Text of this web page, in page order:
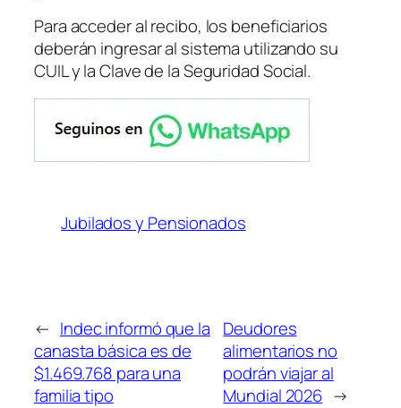
Para acceder al recibo, los beneficiarios
deberán ingresar al sistema utilizando su
CUIL y la Clave de la Seguridad Social.
Jubilados y Pensionados
← Indec informó que la
canasta básica es de
$1.469.768 para una
familia tipo
Deudores
alimentarios no
podrán viajar al
Mundial 2026 →